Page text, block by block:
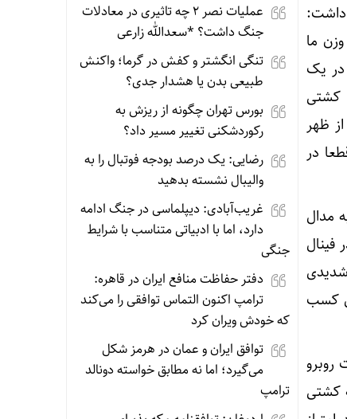
داشت:
که سه وزن ما
در یک
کشتی
ظهر
در
مدال
کسب
روبرو
را شکست داد اما در دور سوم با یک خطا ۸ بر ۸ به کشتی
عملیات نصر ۲ چه تاثیری در معادلات
جنگ داشت؟ *سعدالله زارعی
تنگی انگشتر و کفش در گرما؛ واکنش
طبیعی بدن یا هشدار جدی؟
بورس تهران چگونه از ریزش به
رکوردشکنی تغییر مسیر داد؟
رضایی: یک درصد بودجه فوتبال را به
والیبال نشسته بدهید
غریب‌آبادی: دیپلماسی در جنگ ادامه
دارد، اما با ادبیاتی متناسب با شرایط
جنگی
دفتر حفاظت منافع ایران در قاهره:
ترامپ اکنون التماس توافقی را می‌کند
که خودش ویران کرد
توافق ایران و عمان در هرمز شکل
می‌گیرد؛ اما نه مطابق خواسته دونالد
ترامپ